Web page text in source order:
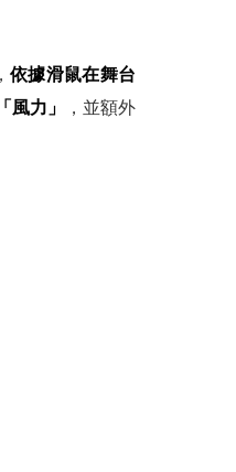
依據滑鼠在舞台
風力」
，並額外